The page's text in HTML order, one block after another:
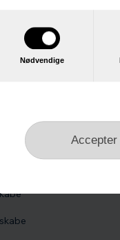
Nødvendige